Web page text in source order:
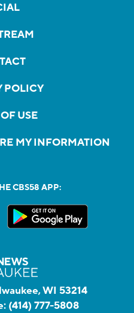
POLICY
USE
MY INFORMATION
CBS58 APP:
WI 53214
(414) 777-5808